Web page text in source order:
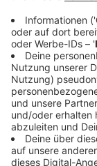
Sie alle haben
zu finden.
Arbeitgebern
sind zum
Metro oder die
gibt es wieder
oder